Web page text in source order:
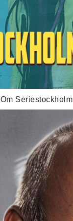
Om Seriestockholm